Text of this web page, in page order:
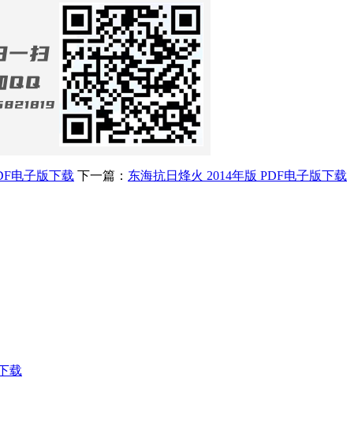
电子版下载 下一篇： 东海抗日烽火 2014年版 PDF电子版下载
载